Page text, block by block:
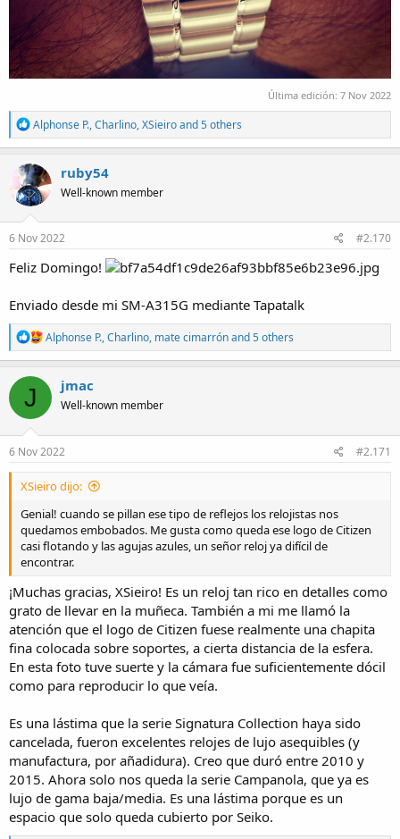
Última edición: 7 Nov 2022
R
e
a
c
t
i
o
n
s
Alphonse P.,Charlino,XSieiroand 5 others
ruby54
Well-known member
6 Nov 2022 #2.170
Feliz Domingo!
Enviado desde mi SM-A315G mediante Tapatalk
R
e
a
c
n
s
Alphonse P.,Charlino, mate cimarrónand 5 others
J jmac
Well-known member
6 Nov 2022 #2.171
XSieiro dijo:
Genial! cuando se pillan ese tipo de reflejos los relojistas nos
quedamos embobados. Me gusta como queda ese logo de Citizen
casi flotando y las agujas azules, un señor reloj ya difícil de
encontrar.
¡Muchas gracias, XSieiro! Es un reloj tan rico en detalles como
grato de llevar en la muñeca. También a mi me llamó la
atención que el logo de Citizen fuese realmente una chapita
fina colocada sobre soportes, a cierta distancia de la esfera.
En esta foto tuve suerte y la cámara fue suficientemente dócil
como para reproducir lo que veía.
Es una lástima que la serie Signatura Collection haya sido
cancelada, fueron excelentes relojes de lujo asequibles (y
manufactura, por añadidura). Creo que duró entre 2010 y
2015. Ahora solo nos queda la serie Campanola, que ya es
lujo de gama baja/media. Es una lástima porque es un
espacio que solo queda cubierto por Seiko.